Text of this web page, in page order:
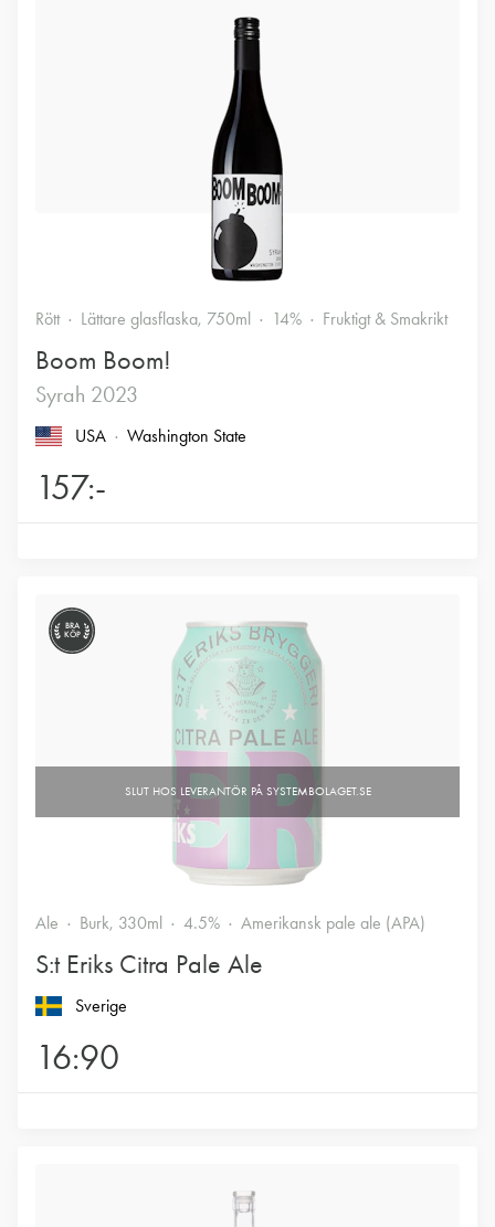
Rött Lättare glasflaska, 750ml 14% Fruktigt & Smakrikt
Boom Boom!
Syrah 2023
USA Washington State
157:-
BRA
KÖP
Ale Burk, 330ml 4.5% Amerikansk pale ale (APA)
S:t Eriks Citra Pale Ale
Sverige
16:90